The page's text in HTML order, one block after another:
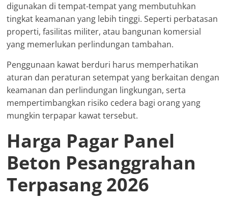
digunakan di tempat-tempat yang membutuhkan
tingkat keamanan yang lebih tinggi. Seperti perbatasan
properti, fasilitas militer, atau bangunan komersial
yang memerlukan perlindungan tambahan.
Penggunaan kawat berduri harus memperhatikan
aturan dan peraturan setempat yang berkaitan dengan
keamanan dan perlindungan lingkungan, serta
mempertimbangkan risiko cedera bagi orang yang
mungkin terpapar kawat tersebut.
Harga Pagar Panel
Beton Pesanggrahan
Terpasang 2026